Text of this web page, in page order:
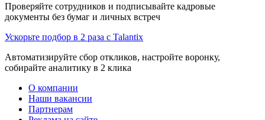
Проверяйте сотрудников и подписывайте кадровые
документы без бумаг и личных встреч
Ускорьте подбор в 2 раза с Talantix
Автоматизируйте сбор откликов, настройте воронку,
собирайте аналитику в 2 клика
О компании
Наши вакансии
Партнерам